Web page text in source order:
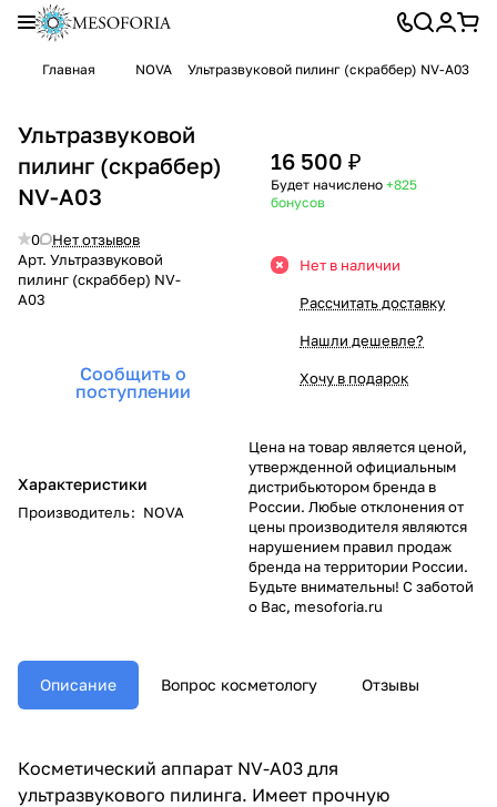
Главная NOVA Ультразвуковой пилинг (скраббер) NV-A03
Ультразвуковой
пилинг (скраббер)
NV-A03
0
Нет отзывов
Арт. Ультразвуковой
пилинг (скраббер) NV-
A03
Сообщить о
поступлении
Характеристики
Производитель: NOVA
16 500 ₽
Будет начислено +825
бонусов
Нет в наличии
Рассчитать доставку
Нашли дешевле?
Хочу в подарок
Цена на товар является ценой,
утвержденной официальным
дистрибьютором бренда в
России. Любые отклонения от
цены производителя являются
нарушением правил продаж
бренда на территории России.
Будьте внимательны! С заботой
о Вас, mesoforia.ru
Описание Вопрос косметологу Отзывы
Косметический аппарат NV-A03 для
ультразвукового пилинга. Имеет прочную